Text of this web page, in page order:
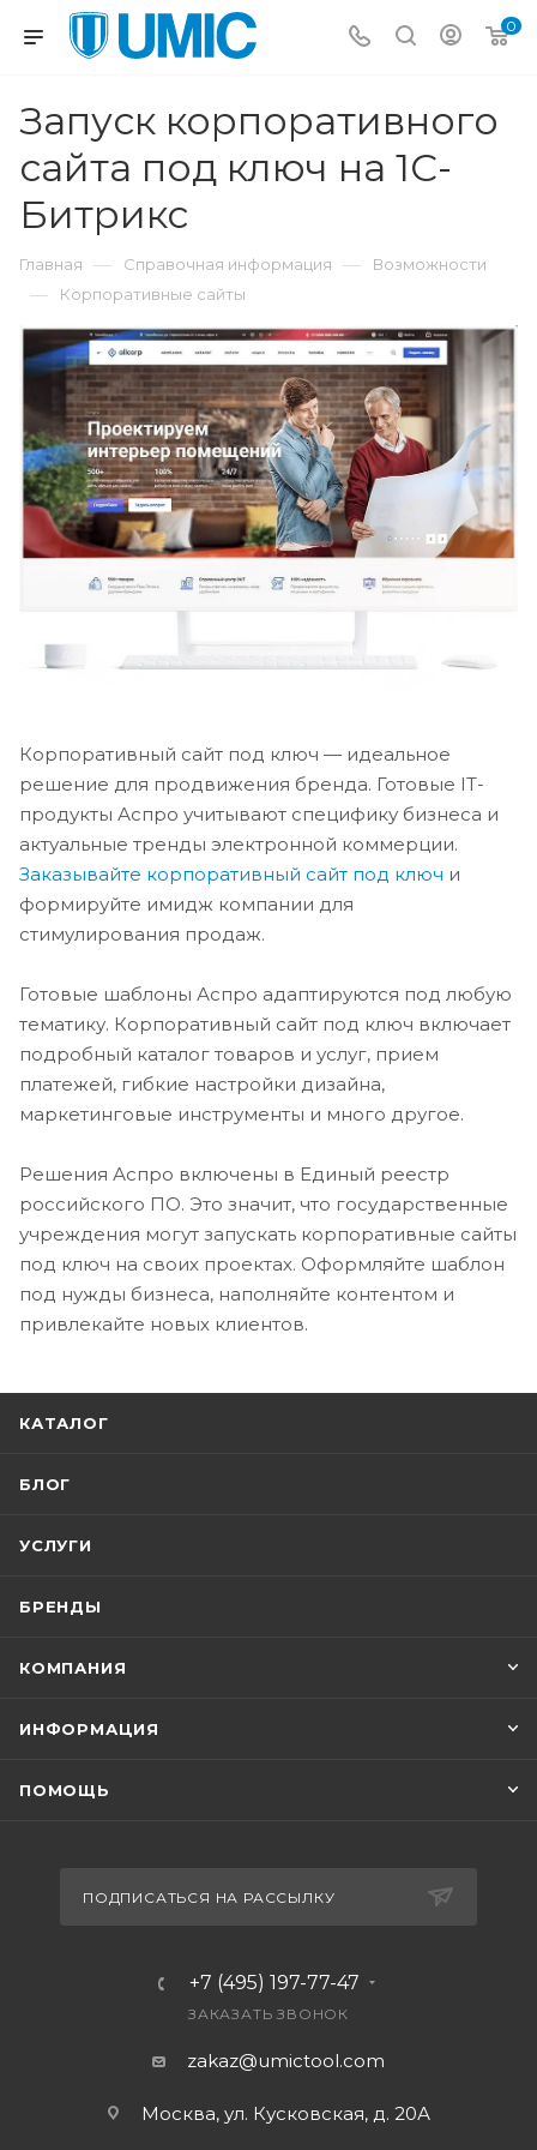
0
Запуск корпоративного
сайта под ключ на 1С-
Битрикс
Главная — Справочная информация — Возможности
— Корпоративные сайты
Корпоративный сайт под ключ — идеальное
решение для продвижения бренда. Готовые IT-
продукты Аспро учитывают специфику бизнеса и
актуальные тренды электронной коммерции.
Заказывайте корпоративный сайт под ключ и
формируйте имидж компании для
стимулирования продаж.
Готовые шаблоны Аспро адаптируются под любую
тематику. Корпоративный сайт под ключ включает
подробный каталог товаров и услуг, прием
платежей, гибкие настройки дизайна,
маркетинговые инструменты и много другое.
Решения Аспро включены в Единый реестр
российского ПО. Это значит, что государственные
учреждения могут запускать корпоративные сайты
под ключ на своих проектах. Оформляйте шаблон
под нужды бизнеса, наполняйте контентом и
привлекайте новых клиентов.
КАТАЛОГ
БЛОГ
УСЛУГИ
БРЕНДЫ
КОМПАНИЯ
ИНФОРМАЦИЯ
ПОМОЩЬ
ПОДПИСАТЬСЯ НА РАССЫЛКУ
+7 (495) 197-77-47
ЗАКАЗАТЬ ЗВОНОК
zakaz@umictool.com
Москва, ул. Кусковская, д. 20А